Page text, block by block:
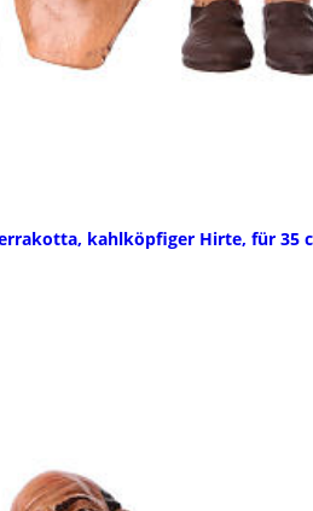
kahlköpfiger Hirte, für 35